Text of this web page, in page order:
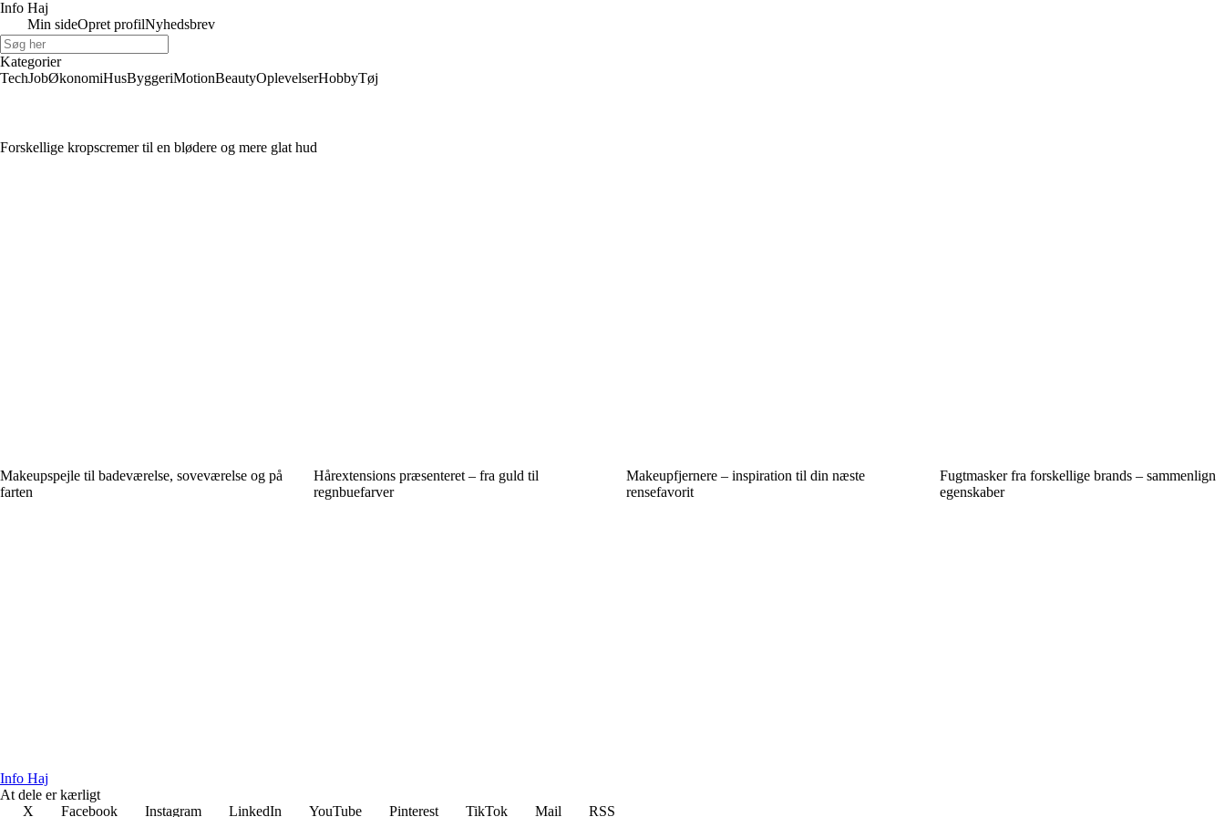
Info Haj
Min sideOpret profilNyhedsbrev
Kategorier
TechJobØkonomiHusByggeriMotionBeautyOplevelserHobbyTøj
Forskellige kropscremer til en blødere og mere glat hud
Makeupspejle til badeværelse, soveværelse og på
farten
Hårextensions præsenteret – fra guld til
regnbuefarver
Makeupfjernere – inspiration til din næste
rensefavorit
Fugtmasker fra forskellige brands – sammenlign
egenskaber
Info Haj
At dele er kærligt
X
Facebook Instagram LinkedIn YouTube Pinterest TikTok Mail RSS